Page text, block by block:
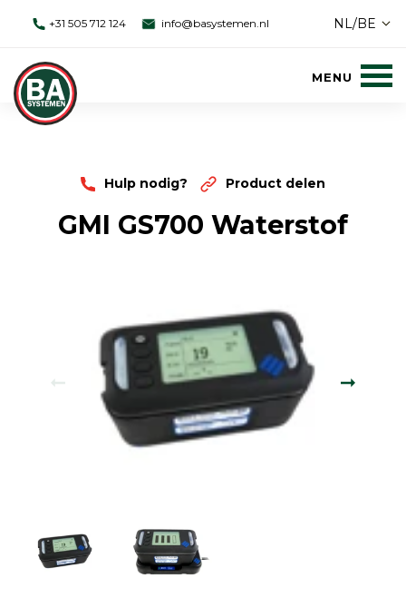
+31 505 712 124 info@basystemen.nl NL/BE
Hulp nodig? Product delen
GMI GS700 Waterstof